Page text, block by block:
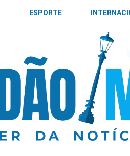
ESPORTE